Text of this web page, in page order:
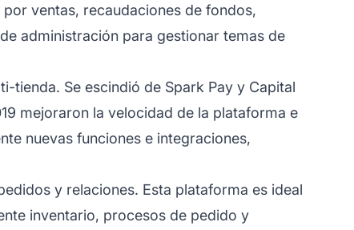
ventas, recaudaciones de fondos,
administración para gestionar temas de
tienda. Se escindió de Spark Pay y Capital
mejoraron la velocidad de la plataforma e
nuevas funciones e integraciones,
y relaciones. Esta plataforma es ideal
inventario, procesos de pedido y